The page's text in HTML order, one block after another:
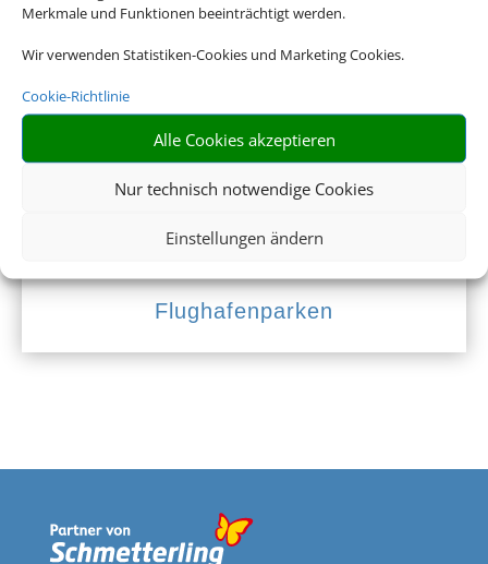
Merkmale und Funktionen beeinträchtigt werden.
Wir verwenden Statistiken-Cookies und Marketing Cookies.
Cookie-Richtlinie
Alle Cookies akzeptieren
Nur technisch notwendige Cookies
Einstellungen ändern
Mietwagen
Flughafenparken